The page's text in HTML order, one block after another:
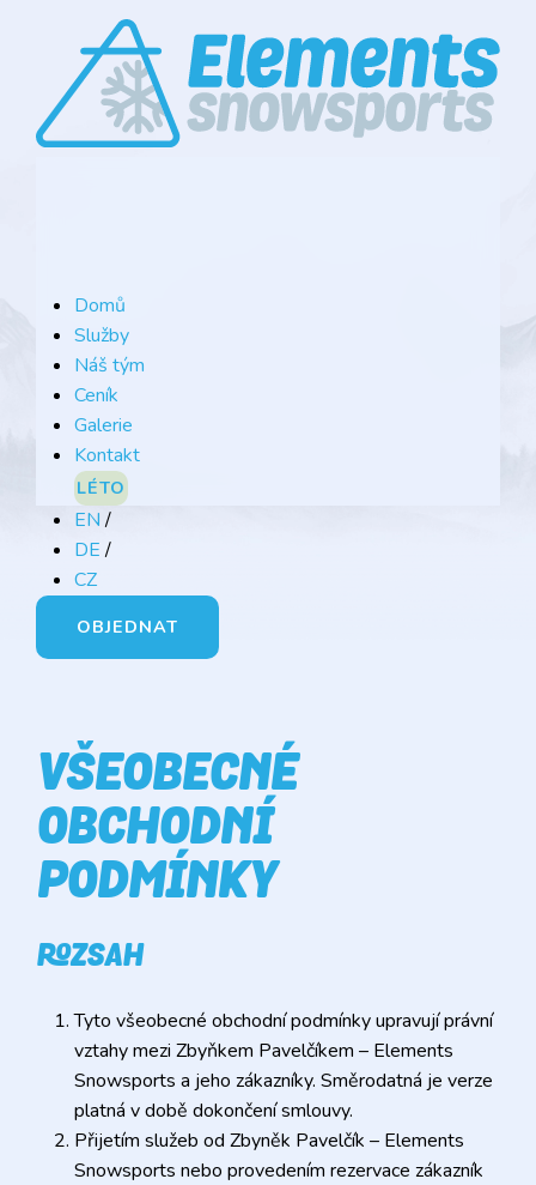
Domů
Služby
Náš tým
Ceník
Galerie
Kontakt
LÉTO
EN/
DE/
CZ
OBJEDNAT
VŠEOBECNÉ
OBCHODNÍ
PODMÍNKY
ROZSAH
Tyto všeobecné obchodní podmínky upravují právní
vztahy mezi Zbyňkem Pavelčíkem – Elements
Snowsports a jeho zákazníky. Směrodatná je verze
platná v době dokončení smlouvy.
Přijetím služeb od Zbyněk Pavelčík – Elements
Snowsports nebo provedením rezervace zákazník